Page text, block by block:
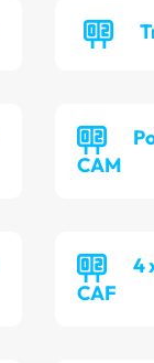
CAM
4
CAF